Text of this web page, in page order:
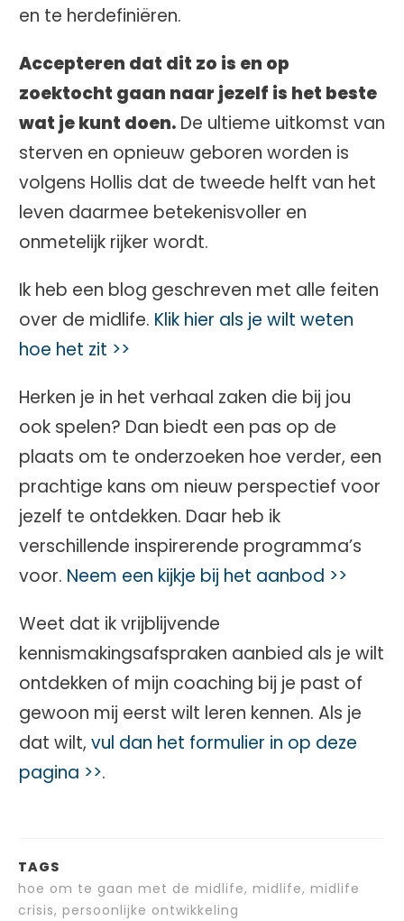
en te herdefiniëren.
Accepteren dat dit zo is en op
zoektocht gaan naar jezelf is het beste
wat je kunt doen. De ultieme uitkomst van
sterven en opnieuw geboren worden is
volgens Hollis dat de tweede helft van het
leven daarmee betekenisvoller en
onmetelijk rijker wordt.
Ik heb een blog geschreven met alle feiten
over de midlife. Klik hier als je wilt weten
hoe het zit >>
Herken je in het verhaal zaken die bij jou
ook spelen? Dan biedt een pas op de
plaats om te onderzoeken hoe verder, een
prachtige kans om nieuw perspectief voor
jezelf te ontdekken. Daar heb ik
verschillende inspirerende programma’s
voor. Neem een kijkje bij het aanbod >>
Weet dat ik vrijblijvende
kennismakingsafspraken aanbied als je wilt
ontdekken of mijn coaching bij je past of
gewoon mij eerst wilt leren kennen. Als je
dat wilt, vul dan het formulier in op deze
pagina >>.
TAGS
hoe om te gaan met de midlife, midlife, midlife
crisis, persoonlijke ontwikkeling